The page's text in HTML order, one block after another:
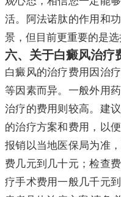
活。阿法诺肽的作用和
景，但目前更重要的是选
六、关于白癜风治疗
白癜风的治疗费用因治
等因素而异。一般外用
治疗的费用则较高。建
的治疗方案和费用，以
报销以当地医保局为准
费几元到几十元；检查
疗手术费用一般几千元